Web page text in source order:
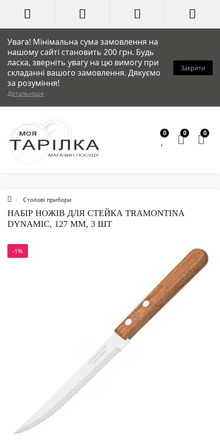
Увага! Мінімальна сума замовлення на
нашому сайті становить 200 грн. Будь
ласка, зверніть увагу на цю вимогу при
складанні вашого замовлення. Дякуємо
за розуміння!
Детальніше
Закрити
0 0 0
Столові прибори
НАБІР НОЖІВ ДЛЯ СТЕЙКА TRAMONTINA
DYNAMIC, 127 ММ, 3 ШТ
-1%